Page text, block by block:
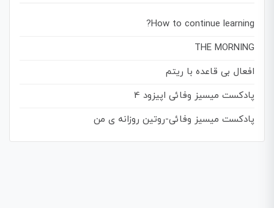
How to continue learning?
THE MORNING
افعال بی قاعده با ریتم
پادکست میسیز وفائی اپیزود 4
پادکست میسیز وفائی-روتین روزانه ی من